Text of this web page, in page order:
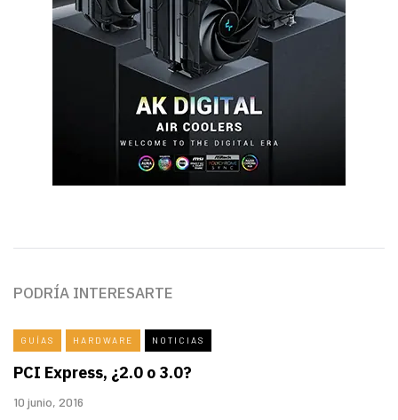
PODRÍA INTERESARTE
GUÍAS HARDWARE NOTICIAS
PCI Express, ¿2.0 o 3.0?
10 junio, 2016